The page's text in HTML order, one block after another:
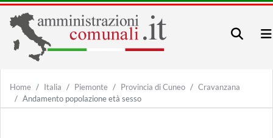
Home Italia Piemonte Provincia di Cuneo
Cravanzana
Andamento popolazione età sesso